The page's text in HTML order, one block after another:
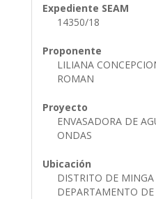
Expediente SEAM
14350/18
Proponente
LILIANA
ROMAN
Proyecto
ENVASADORA DE
ONDAS
Ubicación
DISTRITO DE
DEPARTAMENTO